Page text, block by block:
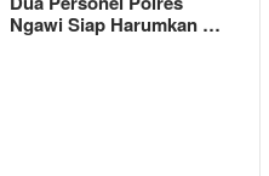
Ngawi Siap Harumkan …